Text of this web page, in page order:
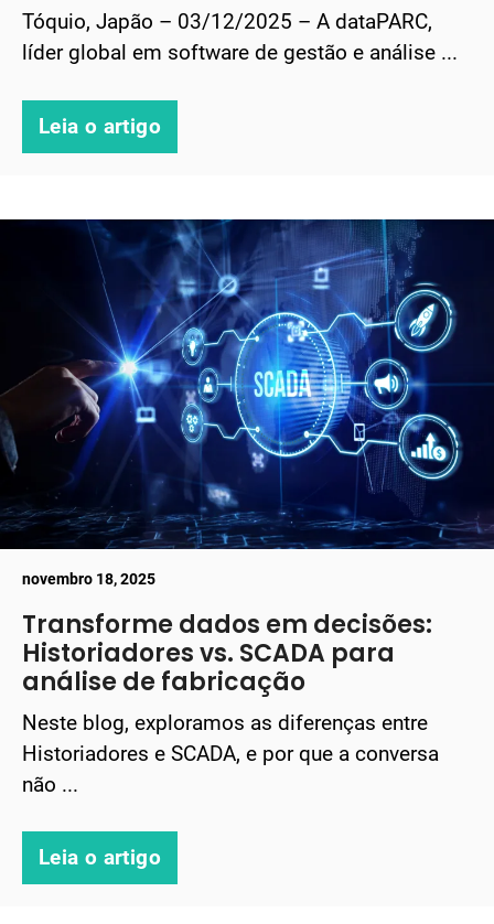
Tóquio, Japão – 03/12/2025 – A dataPARC,
líder global em software de gestão e análise ...
Leia o artigo
novembro 18, 2025
Transforme dados em decisões:
Historiadores vs. SCADA para
análise de fabricação
Neste blog, exploramos as diferenças entre
Historiadores e SCADA, e por que a conversa
não ...
Leia o artigo